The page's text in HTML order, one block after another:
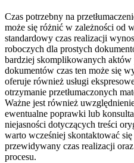
Czas potrzebny na
może się różnić w zależności od
standardowy czas realizacji
roboczych dla prostych
bardziej skomplikowanych
dokumentów czas ten może się
oferuje również usługi
otrzymanie przetłumaczonych
Ważne jest również
ewentualne poprawki lub
niejasności dotyczących treści
warto wcześniej skontaktować
przewidywany czas realizacji
procesu.